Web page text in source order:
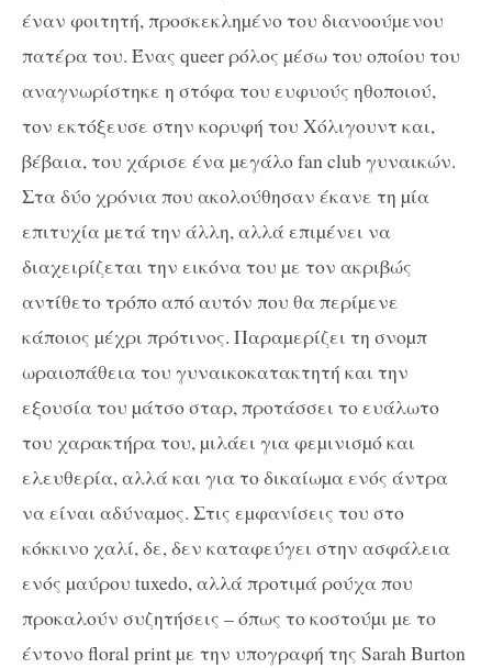
έναν φοιτητή, προσκεκληµένο του διανοούµενου
πατέρα του. Ένας queer ρόλος µέσω του οποίου του
αναγνωρίστηκε η στόφα του ευφυούς ηθοποιού,
τον εκτόξευσε στην κορυφή του Χόλιγουντ και,
βέβαια, του χάρισε ένα µεγάλο fan club γυναικών.
Στα δύο χρόνια που ακολούθησαν έκανε τη µία
επιτυχία µετά την άλλη, αλλά επιµένει να
διαχειρίζεται την εικόνα του µε τον ακριβώς
αντίθετο τρόπο από αυτόν που θα περίµενε
κάποιος µέχρι πρότινος. Παραµερίζει τη σνοµπ
ωραιοπάθεια του γυναικοκατακτητή και την
εξουσία του µάτσο σταρ, προτάσσει το ευάλωτο
του χαρακτήρα του, µιλάει για φεµινισµό και
ελευθερία, αλλά και για το δικαίωµα ενός άντρα
να είναι αδύναµος. Στις εµφανίσεις του στο
κόκκινο χαλί, δε, δεν καταφεύγει στην ασφάλεια
ενός µαύρου tuxedo, αλλά προτιµά ρούχα που
προκαλούν συζητήσεις – όπως το κοστούµι µε το
έντονο floral print µε την υπογραφή της Sarah Burton